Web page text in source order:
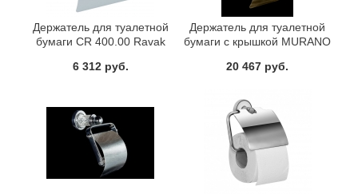
Держатель для туалетной
бумаги CR 400.00 Ravak
6 312 руб.
Держатель для туалетной
бумаги с крышкой MURANO
10901-CRST-BR
20 467 руб.